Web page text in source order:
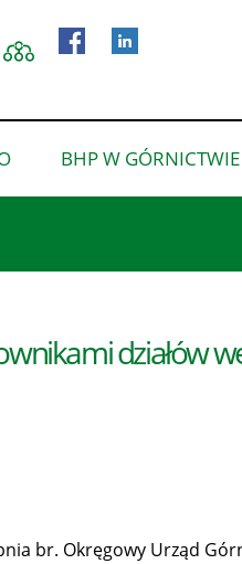
pokaż
podmenu
BHP W GÓRNICTWIE
działów
br. Okręgowy Urząd